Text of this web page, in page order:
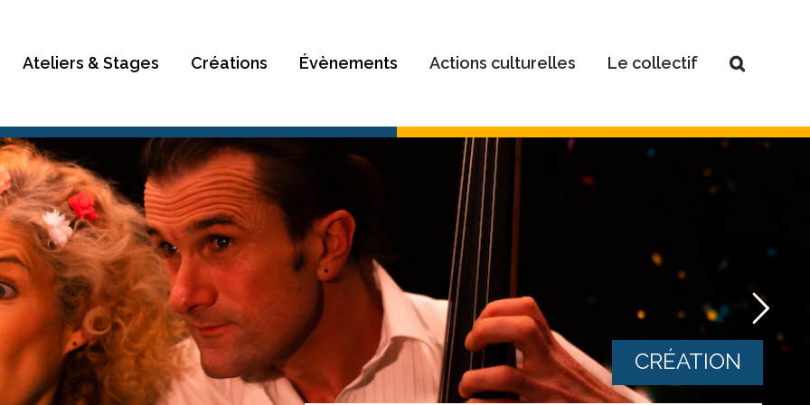
Ateliers & Stages Créations Évènements Actions culturelles Le collectif
CRÉATION